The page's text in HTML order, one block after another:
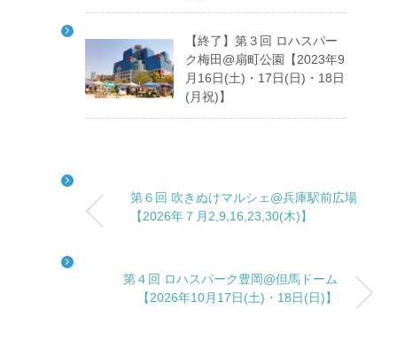
【終了】第３回 ロハスパー
ク梅田@扇町公園【2023年9
月16日(土)・17日(日)・18日
(月祝)】
第６回 吹きぬけマルシェ@兵庫駅前広場
【2026年７月2,9,16,23,30(木)】
第４回 ロハスパーク豊岡@但馬ドーム
【2026年10月17日(土)・18日(日)】